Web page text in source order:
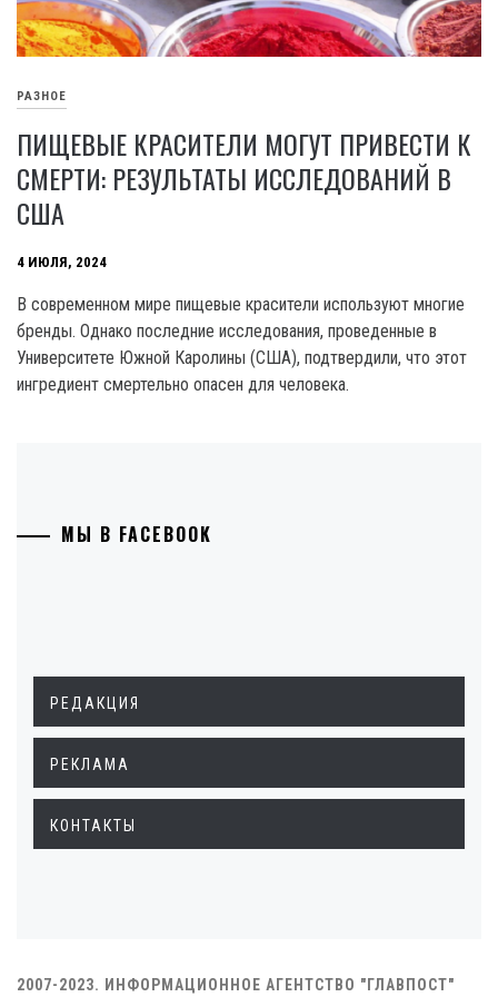
РАЗНОЕ
ПИЩЕВЫЕ КРАСИТЕЛИ МОГУТ ПРИВЕСТИ К
СМЕРТИ: РЕЗУЛЬТАТЫ ИССЛЕДОВАНИЙ В
США
4 ИЮЛЯ, 2024
В современном мире пищевые красители используют многие
бренды. Однако последние исследования, проведенные в
Университете Южной Каролины (США), подтвердили, что этот
ингредиент смертельно опасен для человека.
МЫ В FACEBOOK
РЕДАКЦИЯ
РЕКЛАМА
КОНТАКТЫ
2007-2023. ИНФОРМАЦИОННОЕ АГЕНТСТВО "ГЛАВПОСТ"